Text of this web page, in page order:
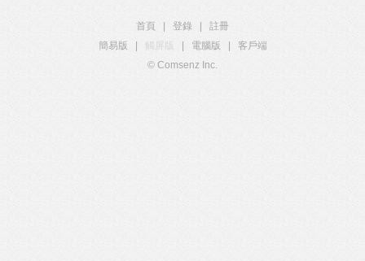
首頁 登錄
註冊
簡易版
觸屏版 電腦版
客戶端
© Comsenz Inc.